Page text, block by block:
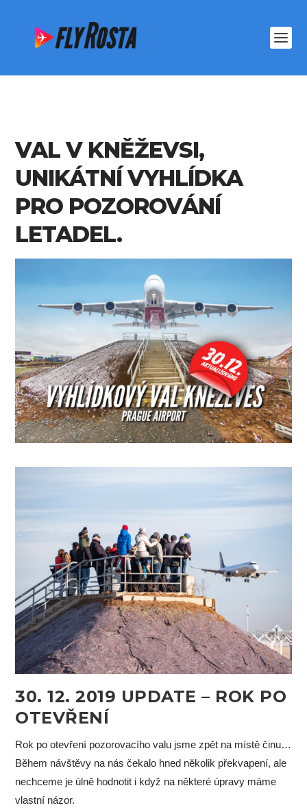
VAL V KNĚŽEVSI,
UNIKÁTNÍ VYHLÍDKA
PRO POZOROVÁNÍ
LETADEL.
30. 12. 2019 UPDATE – ROK PO
OTEVŘENÍ
Rok po otevření pozorovacího valu jsme zpět na místě činu…
Během návštěvy na nás čekalo hned několik překvapení, ale
nechceme je úlně hodnotit i když na některé úpravy máme
vlastní názor.